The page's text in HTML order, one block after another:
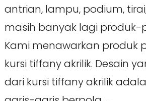
antrian, lampu, podium,
masih banyak lagi produk-
Kami menawarkan produk
kursi tiffany akrilik. Desain
dari kursi tiffany akrilik